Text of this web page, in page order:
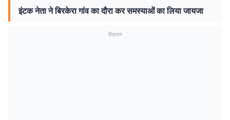
इंटक नेता ने बिरकेरा गांव का दौरा कर समस्याओं का लिया जायजा
विज्ञापन